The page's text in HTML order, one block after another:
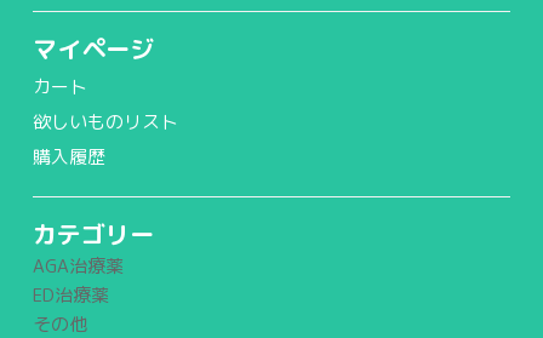
マイページ
カート
欲しいものリスト
購入履歴
カテゴリー
AGA治療薬
ED治療薬
その他